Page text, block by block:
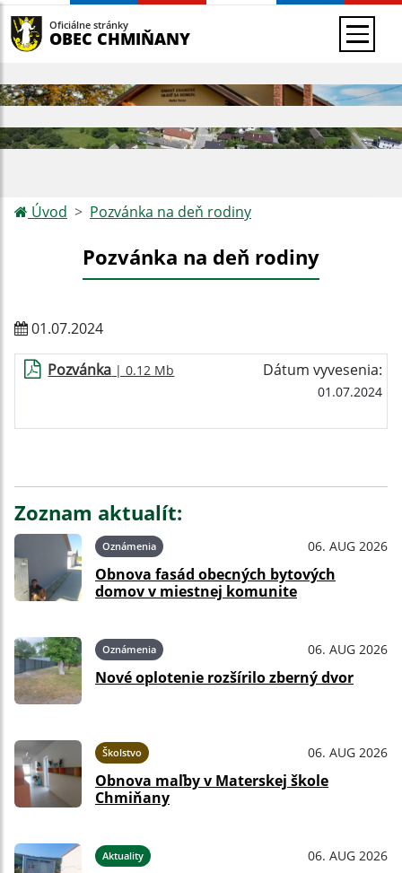
Oficiálne stránky
OBEC CHMIŇANY
Úvod Pozvánka na deň rodiny
Pozvánka na deň rodiny
01.07.2024
Pozvánka | 0.12 Mb Dátum vyvesenia:
01.07.2024
Zoznam aktualít:
Oznámenia 06. AUG 2026
Obnova fasád obecných bytových
domov v miestnej komunite
Oznámenia 06. AUG 2026
Nové oplotenie rozšírilo zberný dvor
Školstvo 06. AUG 2026
Obnova maľby v Materskej škole
Chmiňany
Aktuality 06. AUG 2026